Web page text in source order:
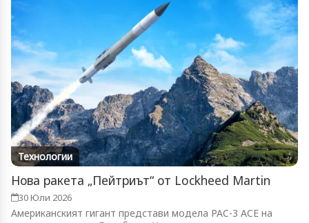
Технологии
Нова ракета „Пейтриът“ от Lockheed Martin
30 Юли 2026
Американският гигант представи модела PAC-3 ACE на